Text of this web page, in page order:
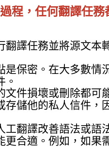
程，任何翻譯任務
譯任務並將源文本
保密。在大多數情
。
件損壞或刪除都可
儲他的私人信件，
翻譯改善語法或語
更合適。例如，如果